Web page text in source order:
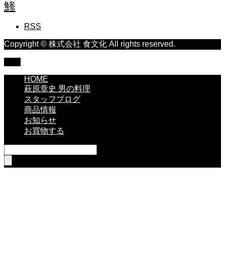
鯵
RSS
Copyright © 株式会社 食文化 All rights reserved.
HOME
萩原章史 男の料理
スタッフブログ
商品情報
お知らせ
お買物する